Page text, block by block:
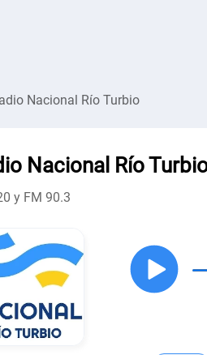
Nacional Río Turbio
Nacional Río
y FM 90.3